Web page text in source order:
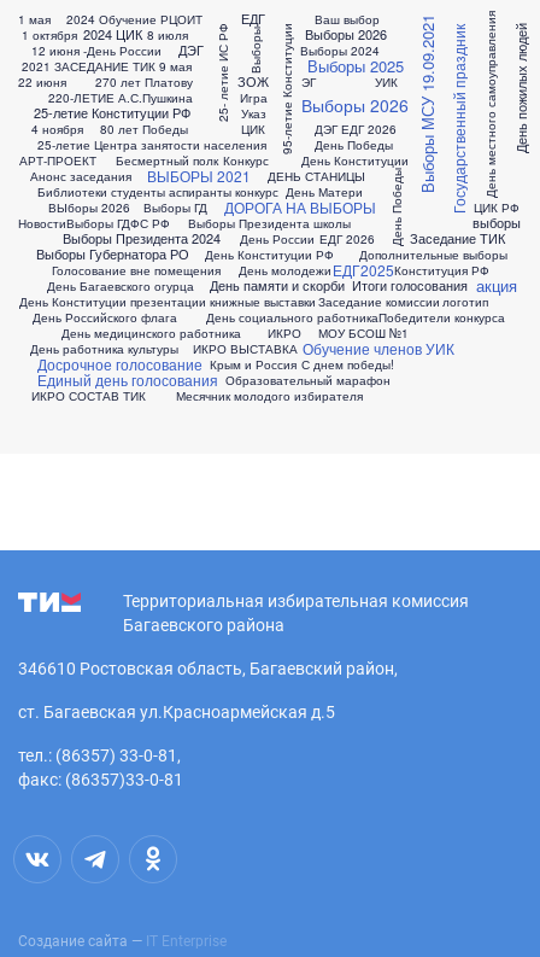
1 мая
1 октября
12 июня -День России
2021 ЗАСЕДАНИЕ ТИК
2024 Обучение РЦОИТ
2024 ЦИК
22 июня
220-ЛЕТИЕ А.С.Пушкина
25- летие ИС РФ
25-летие Конституции РФ
25-летие Центра занятости населения
270 лет Платову
4 ноября
8 июля
80 лет Победы
9 мая 95-летие Конституции
АРТ-ПРОЕКТ
Анонс заседания
Бесмертный полк
Библиотеки студенты аспиранты конкурс
ВЫБОРЫ 2021
ВЫборы 2026
Ваш выбор
Выборы Выборы 2026
Выборы ГДФС РФ
Выборы Президента 2024
Выборы 2024
Выборы 2025
Выборы 2026
Выборы ГД
Выборы Губернатора РО
Выборы МСУ 19.09.2021
Выборы Президента школы
Голосование вне помещения
Государственный праздник
ДЕНЬ СТАНИЦЫ
ДОРОГА НА ВЫБОРЫ
ДЭГ
ДЭГ ЕДГ 2026
День Победы
День Багаевского огурца
День Конституции
День Конституции РФ
День Конституции презентации книжные выставки
День Матери День Победы
День России
День Российского флага
День медицинского работника
День местного самоуправления
День молодежи
День памяти и скорби
День пожилых людей
День работника культуры
День социального работника
Дополнительные выборы
Досрочное голосование
ЕДГ
ЕДГ 2026
ЕДГ2025
Единый день голосования
ЗОЖ
Заседание ТИК
Заседание комиссии
ИКРО
ИКРО ВЫСТАВКА
ИКРО СОСТАВ ТИК
Игра
Итоги голосования
Конкурс
Конституция РФ
Крым и Россия
МОУ БСОШ №1
Месячник молодого избирателя
Новости
Образовательный марафон
Обучение членов УИК
Победители конкурса
С днем победы!
УИК
Указ
ЦИК
ЦИК РФ
ЭГ
акция
выборы
логотип
Территориальная избирательная комиссия
Багаевского района
346610 Ростовская область, Багаевский район,
ст. Багаевская ул.Красноармейская д.5
тел.: (86357) 33-0-81,
факс: (86357)33-0-81
Создание сайта — IT Enterprise